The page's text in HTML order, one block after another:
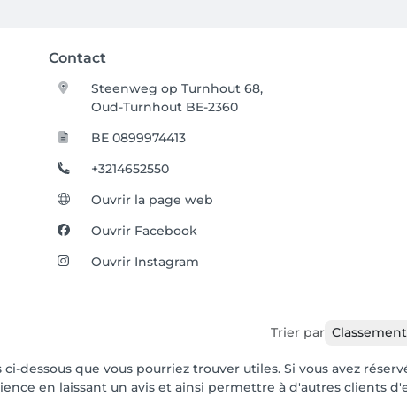
Contact
Steenweg op Turnhout 68,
Oud-Turnhout BE-2360
BE 0899974413
+3214652550
Ouvrir la page web
Ouvrir Facebook
Ouvrir Instagram
Trier par
dessous que vous pourriez trouver utiles. Si vous avez
en laissant un avis et ainsi permettre à d'autres clients